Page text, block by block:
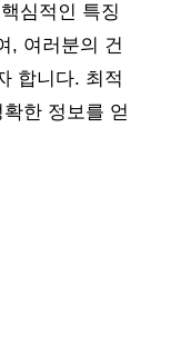
심적인 특징
, 여러분의 건
합니다. 최적
한 정보를 얻